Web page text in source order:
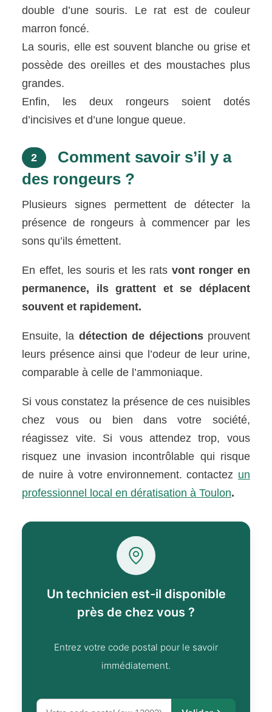
double d’une souris. Le rat est de couleur
marron foncé.
La souris, elle est souvent blanche ou grise et
possède des oreilles et des moustaches plus
grandes.
Enfin, les deux rongeurs soient dotés
d’incisives et d’une longue queue.
2
Comment savoir s’il y a
des rongeurs ?
Plusieurs signes permettent de détecter la
présence de rongeurs à commencer par les
sons qu’ils émettent.
En effet, les souris et les rats vont ronger en
permanence, ils grattent et se déplacent
souvent et rapidement.
Ensuite, la détection de déjectionsprouvent
leurs présence ainsi que l’odeur de leur urine,
comparable à celle de l’ammoniaque.
Si vous constatez la présence de ces nuisibles
chez vous ou bien dans votre société,
réagissez vite. Si vous attendez trop, vous
risquez une invasion incontrôlable qui risque
de nuire à votre environnement. contactez un
professionnel local en dératisation à Toulon.
Un technicien est-il disponible
près de chez vous ?
Entrez votre code postal pour le savoir
immédiatement.